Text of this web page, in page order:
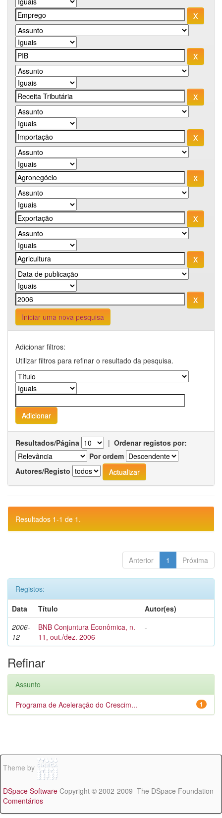
Iniciar uma nova pesquisa
Adicionar filtros:
Utilizar filtros para refinar o resultado da pesquisa.
Resultados/Página | Ordenar registos por:
Por ordem
Autores/Registo
Resultados 1-1 de 1.
Anterior 1 Próxima
Registos:
Data
Título
Autor(es)
2006-
12
BNB Conjuntura Econômica, n.
11, out./dez. 2006
-
Refinar
Assunto
1
Programa de Aceleração do Crescim...
Theme by
DSpace Software Copyright © 2002-2009 The DSpace Foundation -
Comentários